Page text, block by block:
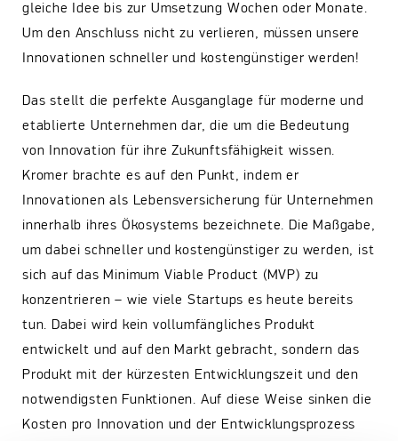
gleiche Idee bis zur Umsetzung Wochen oder Monate.
Um den Anschluss nicht zu verlieren, müssen unsere
Innovationen schneller und kostengünstiger werden!
Das stellt die perfekte Ausganglage für moderne und
etablierte Unternehmen dar, die um die Bedeutung
von Innovation für ihre Zukunftsfähigkeit wissen.
Kromer brachte es auf den Punkt, indem er
Innovationen als Lebensversicherung für Unternehmen
innerhalb ihres Ökosystems bezeichnete. Die Maßgabe,
um dabei schneller und kostengünstiger zu werden, ist
sich auf das Minimum Viable Product (MVP) zu
konzentrieren – wie viele Startups es heute bereits
tun. Dabei wird kein vollumfängliches Produkt
entwickelt und auf den Markt gebracht, sondern das
Produkt mit der kürzesten Entwicklungszeit und den
notwendigsten Funktionen. Auf diese Weise sinken die
Kosten pro Innovation und der Entwicklungsprozess